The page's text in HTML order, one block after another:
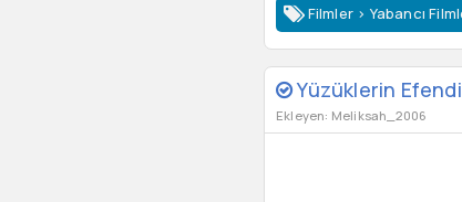
Filmler >Yabancı
Yüzüklerin
Ekleyen: Meliksah_2006